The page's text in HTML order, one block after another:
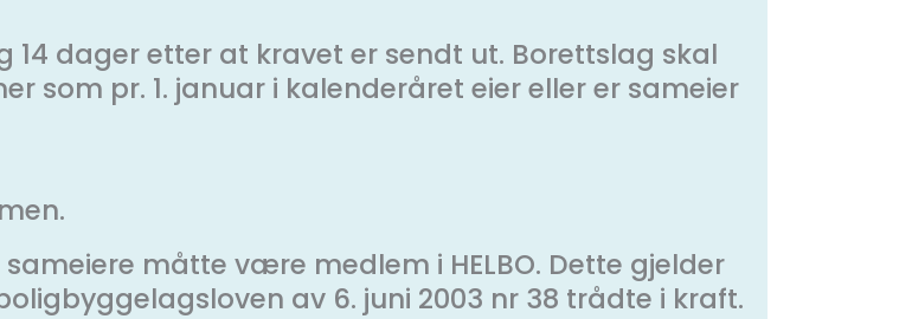
dager etter at kravet er sendt ut. Borettslag skal
som pr. 1. januar i kalenderåret eier eller er sameier
måtte være medlem i HELBO. Dette gjelder
av 6. juni 2003 nr 38 trådte i kraft.